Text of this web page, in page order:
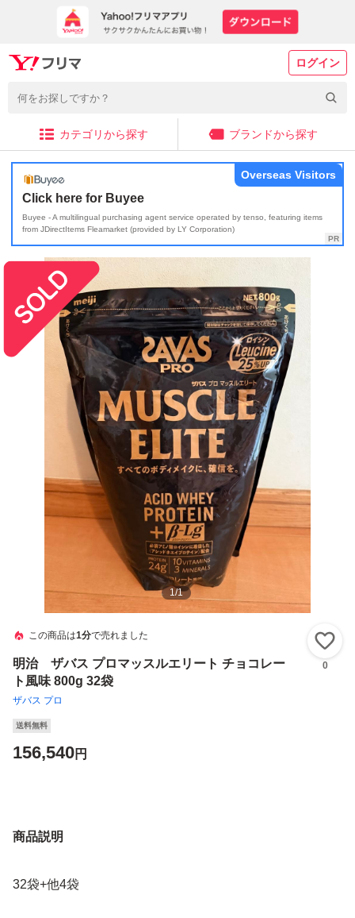
ログイン
カテゴリから探す ブランドから探す
Click here for Buyee
Buyee - A multilingual purchasing agent service operated by tenso, featuring items
from JDirectItems Fleamarket (provided by LY Corporation)
Overseas Visitors
1/1
この商品は1分で売れました
明治 ザバス プロマッスルエリート チョコレー
ト風味 800g 32袋
ザバス プロ
0
送料無料
156,540円
商品説明
32袋+他4袋